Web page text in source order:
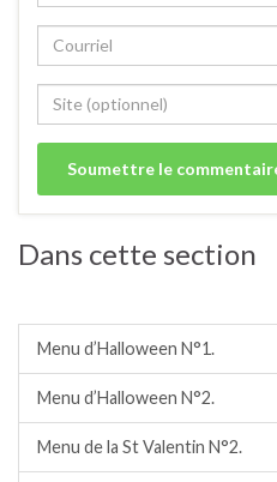
Dans cette section
Menu d’Halloween N°1.
Menu d’Halloween N°2.
Menu de la St Valentin N°2.